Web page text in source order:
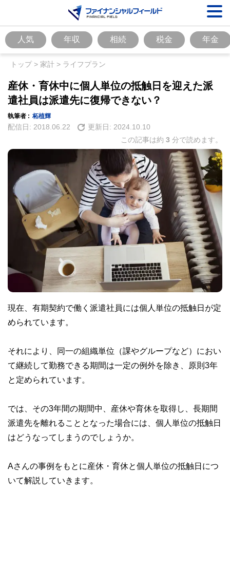
人気 年収 相続 税金 年金
トップ> 家計 > ライフプラン
産休・育休中に個人単位の抵触日を迎えた派
遣社員は派遣先に復帰できない？
執筆者 : 柘植輝
配信日: 2018.06.22 更新日: 2024.10.10
この記事は約 3 分で読めます。
現在、有期契約で働く派遣社員には個人単位の抵触日が定
められています。
それにより、同一の組織単位（課やグループなど）におい
て継続して勤務できる期間は一定の例外を除き、原則3年
と定められています。
では、その3年間の期間中、産休や育休を取得し、長期間
派遣先を離れることとなった場合には、個人単位の抵触日
はどうなってしまうのでしょうか。
Aさんの事例をもとに産休・育休と個人単位の抵触日につ
いて解説していきます。